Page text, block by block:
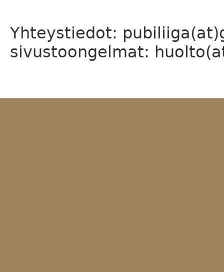
Yhteystiedot:
sivustoongelmat: